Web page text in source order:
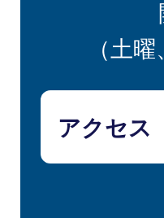
（土
アクセス